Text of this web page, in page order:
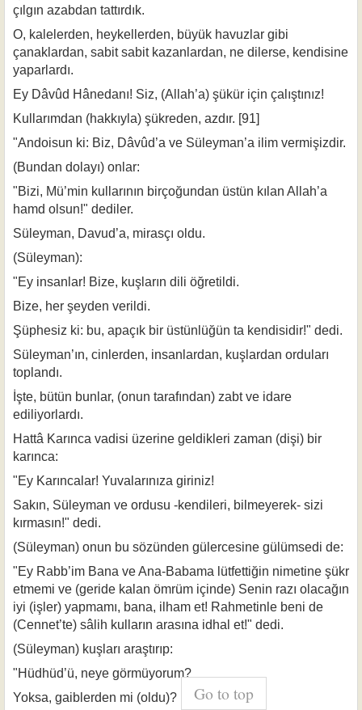
çılgın azabdan tattırdık.
O, kalelerden, heykellerden, büyük havuzlar gibi
çanaklardan, sabit sabit kazanlardan, ne dilerse, kendisine
yaparlardı.
Ey Dâvûd Hânedanı! Siz, (Allah’a) şükür için çalıştınız!
Kullarımdan (hakkıyla) şükreden, azdır. [91]
"Andoisun ki: Biz, Dâvûd’a ve Süleyman’a ilim vermişizdir.
(Bundan dolayı) onlar:
"Bizi, Mü’min kullarının birçoğundan üstün kılan Allah’a
hamd olsun!" dediler.
Süleyman, Davud’a, mirasçı oldu.
(Süleyman):
"Ey insanlar! Bize, kuşların dili öğretildi.
Bize, her şeyden verildi.
Şüphesiz ki: bu, apaçık bir üstünlüğün ta kendisidir!" dedi.
Süleyman’ın, cinlerden, insanlardan, kuşlardan orduları
toplandı.
İşte, bütün bunlar, (onun tarafından) zabt ve idare
ediliyorlardı.
Hattâ Karınca vadisi üzerine geldikleri zaman (dişi) bir
karınca:
"Ey Karıncalar! Yuvalarınıza giriniz!
Sakın, Süleyman ve ordusu -kendileri, bilmeyerek- sizi
kırmasın!" dedi.
(Süleyman) onun bu sözünden gülercesine gülümsedi de:
"Ey Rabb’im Bana ve Ana-Babama lütfettiğin nimetine şükr
etmemi ve (geri­de kalan ömrüm içinde) Senin razı olacağın
iyi (işler) yapmamı, bana, ilham et! Rahmetinle beni de
(Cennet’te) sâlih kulların arasına idhal et!" dedi.
(Süleyman) kuşları araştırıp:
"Hüdhüd’ü, neye görmüyorum?
Yoksa, gaiblerden mi (oldu)?
Go to top